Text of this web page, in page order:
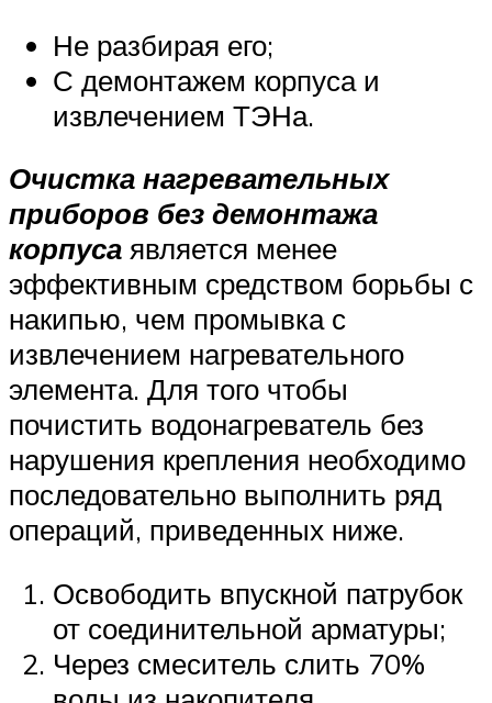
Не разбирая его;
С демонтажем корпуса и
извлечением ТЭНа.
Очистка нагревательных
приборов без демонтажа
корпуса является менее
эффективным средством борьбы с
накипью, чем промывка с
извлечением нагревательного
элемента. Для того чтобы
почистить водонагреватель без
нарушения крепления необходимо
последовательно выполнить ряд
операций, приведенных ниже.
Освободить впускной патрубок
от соединительной арматуры;
Через смеситель слить 70%